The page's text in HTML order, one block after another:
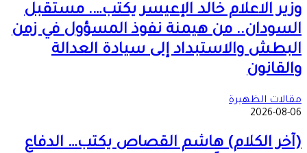
وزير الاعلام خالد الإعيسر يكتب…. مستقبل
السودان.. من هيمنة نفوذ المسؤول في زمن
البطش والاستبداد إلى سيادة العدالة
والقانون
مقالات الظهيرة
2026-08-06
(آخر الكلام) هاشم القصاص يكتب… الدفاع